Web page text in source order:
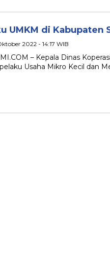
UMKM di Kabupaten
2022 - 14:17 WIB
– Kepala Dinas
Usaha Mikro Kecil dan